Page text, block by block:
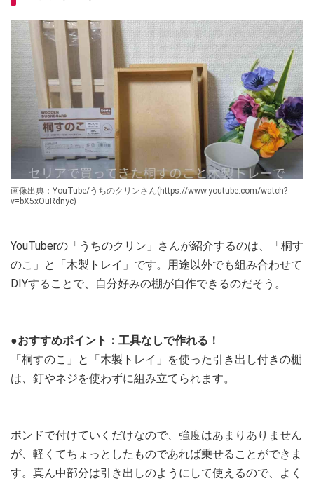
画像出典：YouTube/うちのクリンさん(https://www.youtube.com/watch?
v=bX5xOuRdnyc)
YouTuberの「うちのクリン」さんが紹介するのは、「桐す
のこ」と「木製トレイ」です。用途以外でも組み合わせて
DIYすることで、自分好みの棚が自作できるのだそう。
●おすすめポイント：工具なしで作れる！
「桐すのこ」と「木製トレイ」を使った引き出し付きの棚
は、釘やネジを使わずに組み立てられます。
ボンドで付けていくだけなので、強度はあまりありません
が、軽くてちょっとしたものであれば乗せることができま
す。真ん中部分は引き出しのようにして使えるので、よく